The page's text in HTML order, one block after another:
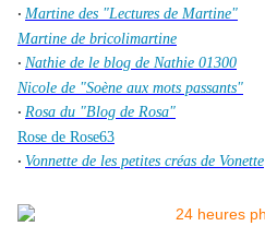
· Martine des "Lectures de Martine"
Martine de bricolimartine
· Nathie de le blog de Nathie 01300
Nicole de "Soène aux mots passants"
· Rosa du "Blog de Rosa"
Rose de Rose63
· Vonnette de les petites créas de Vonette